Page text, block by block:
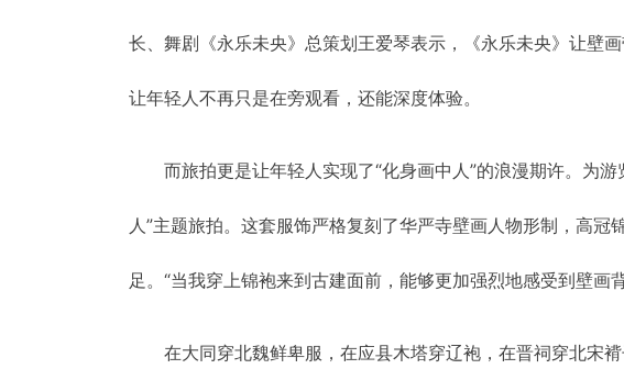
长、舞剧《永乐未央》总策划王爱琴表示，《永乐未央》让壁
让年轻人不再只是在旁观看，还能深度体验。
而旅拍更是让年轻人实现了“化身画中人”的浪漫期许。为
人”主题旅拍。这套服饰严格复刻了华严寺壁画人物形制，高
足。“当我穿上锦袍来到古建面前，能够更加强烈地感受到壁画
在大同穿北魏鲜卑服，在应县木塔穿辽袍，在晋祠穿北宋